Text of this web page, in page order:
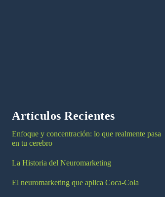
Artículos Recientes
Enfoque y concentración: lo que realmente pasa
en tu cerebro
La Historia del Neuromarketing
El neuromarketing que aplica Coca-Cola